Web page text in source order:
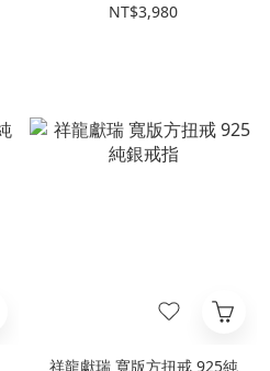
NT$3,980
祥龍獻瑞 寬版方扭戒 925純